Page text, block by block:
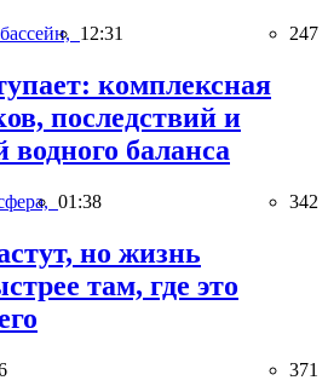
12:31 247
комплексная
последствий и
водного баланса
01:38 342
но жизнь
там, где это
371